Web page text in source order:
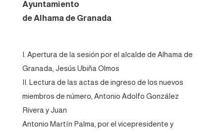
Ayuntamiento
de Alhama de Granada
I. Apertura de la sesión por el alcalde de Alhama de
Granada, Jesús Ubiña Olmos
II. Lectura de las actas de ingreso de los nuevos
miembros de número, Antonio Adolfo González
Rivera y Juan
Antonio Martín Palma, por el vicepresidente y